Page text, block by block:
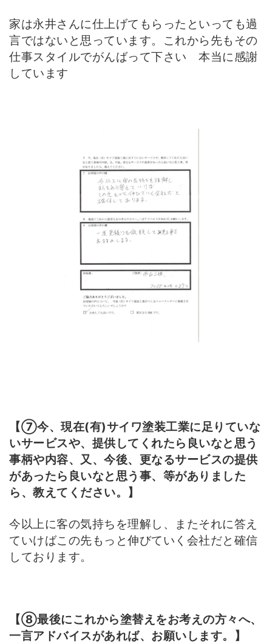
家は永井さんに仕上げてもらったといっても過
言ではないと思っています。これから先もその
仕事スタイルでがんばって下さい 本当に感謝
しています
【⑦今、現在(有)サイワ塗装工業に足りていな
いサービスや、提供してくれたら良いなと思う
事柄や内容、又、今後、更なるサービスの提供
があったら良いなと思う事、等がありました
ら、教えてください。】
今以上に客の気持ちを理解し、またそれに答え
ていけばこの先もっと伸びていく会社だと確信
しております。
【⑧最後にこれから塗替えをお考えの方々へ、
一言アドバイスがあれば、お願いします。】